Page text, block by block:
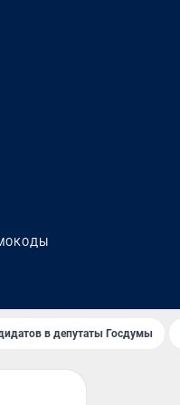
в депутаты Госдумы